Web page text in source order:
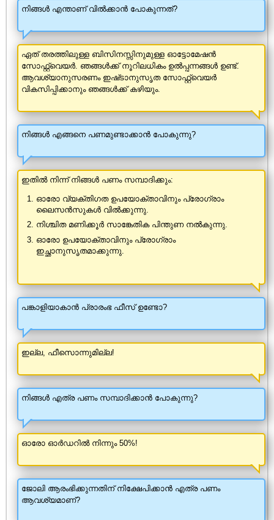
നിങ്ങൾ എന്താണ് വിൽക്കാൻ പോകുന്നത്?
ഏത് തരത്തിലുള്ള ബിസിനസ്സിനുമുള്ള ഓട്ടോമേഷൻ
സോഫ്റ്റ്വെയർ. ഞങ്ങൾക്ക് നൂറിലധികം ഉൽപ്പന്നങ്ങൾ ഉണ്ട്.
ആവശ്യാനുസരണം ഇഷ്‌ടാനുസൃത സോഫ്റ്റ്വെയർ
വികസിപ്പിക്കാനും ഞങ്ങൾക്ക് കഴിയും.
നിങ്ങൾ എങ്ങനെ പണമുണ്ടാക്കാൻ പോകുന്നു?
ഇതിൽ നിന്ന് നിങ്ങൾ പണം സമ്പാദിക്കും:
ഓരോ വ്യക്തിഗത ഉപയോക്താവിനും പ്രോഗ്രാം
ലൈസൻസുകൾ വിൽക്കുന്നു.
നിശ്ചിത മണിക്കൂർ സാങ്കേതിക പിന്തുണ നൽകുന്നു.
ഓരോ ഉപയോക്താവിനും പ്രോഗ്രാം
ഇച്ഛാനുസൃതമാക്കുന്നു.
പങ്കാളിയാകാൻ പ്രാരംഭ ഫീസ് ഉണ്ടോ?
ഇല്ല, ഫീസൊന്നുമില്ല!
നിങ്ങൾ എത്ര പണം സമ്പാദിക്കാൻ പോകുന്നു?
ഓരോ ഓർഡറിൽ നിന്നും 50%!
ജോലി ആരംഭിക്കുന്നതിന് നിക്ഷേപിക്കാൻ എത്ര പണം
ആവശ്യമാണ്?